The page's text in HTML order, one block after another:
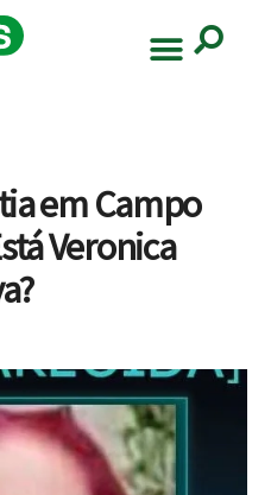
em Campo
Veronica